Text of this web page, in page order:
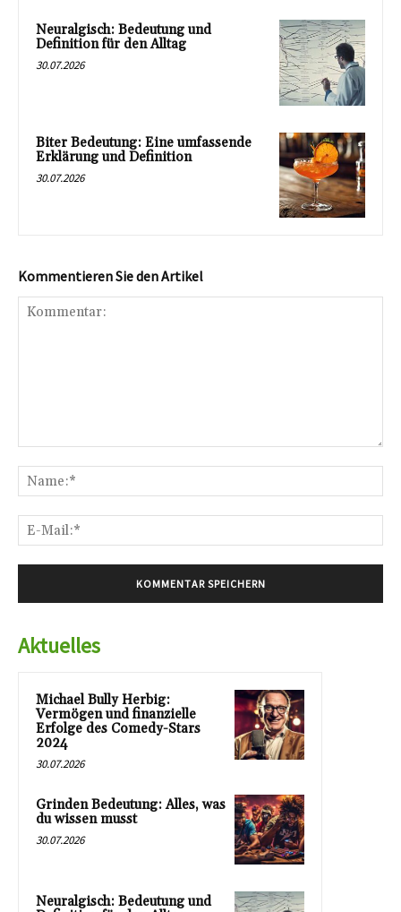
Neuralgisch: Bedeutung und
Definition für den Alltag
30.07.2026
Biter Bedeutung: Eine umfassende
Erklärung und Definition
30.07.2026
Kommentieren Sie den Artikel
Aktuelles
Michael Bully Herbig:
Vermögen und finanzielle
Erfolge des Comedy-Stars
2024
30.07.2026
Grinden Bedeutung: Alles, was
du wissen musst
30.07.2026
Neuralgisch: Bedeutung und